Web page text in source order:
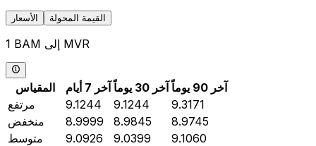
الأسعار القيمة المحولة
1 BAM إلى MVR
المقياس آخر 7 أيام آخر 30 يوماً
آخر 90 يوماً
مرتفع
9.1244 9.1244
9.3171
منخفض
8.9999 8.9845
8.9745
متوسط
9.0926 9.0399
9.1060